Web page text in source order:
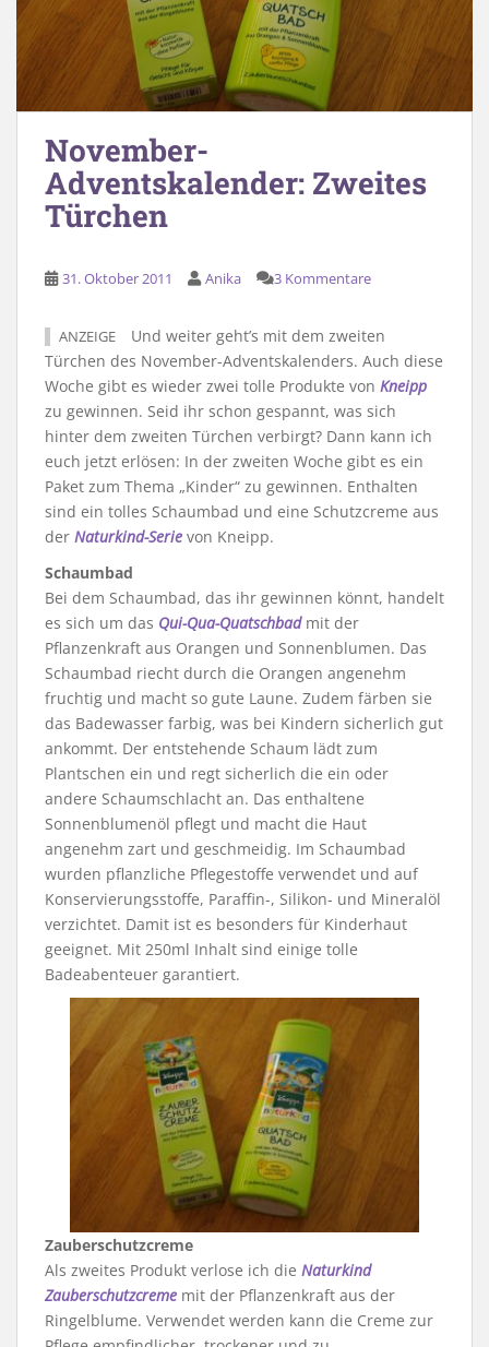
November-
Adventskalender: Zweites
Türchen
31. Oktober 2011 Anika 3 Kommentare
ANZEIGE
Und weiter geht’s mit dem zweiten
Türchen des November-Adventskalenders. Auch diese
Woche gibt es wieder zwei tolle Produkte von Kneipp
zu gewinnen. Seid ihr schon gespannt, was sich
hinter dem zweiten Türchen verbirgt? Dann kann ich
euch jetzt erlösen: In der zweiten Woche gibt es ein
Paket zum Thema „Kinder“ zu gewinnen. Enthalten
sind ein tolles Schaumbad und eine Schutzcreme aus
der Naturkind-Serie von Kneipp.
Schaumbad
Bei dem Schaumbad, das ihr gewinnen könnt, handelt
es sich um das Qui-Qua-Quatschbadmit der
Pflanzenkraft aus Orangen und Sonnenblumen. Das
Schaumbad riecht durch die Orangen angenehm
fruchtig und macht so gute Laune. Zudem färben sie
das Badewasser farbig, was bei Kindern sicherlich gut
ankommt. Der entstehende Schaum lädt zum
Plantschen ein und regt sicherlich die ein oder
andere Schaumschlacht an. Das enthaltene
Sonnenblumenöl pflegt und macht die Haut
angenehm zart und geschmeidig. Im Schaumbad
wurden pflanzliche Pflegestoffe verwendet und auf
Konservierungsstoffe, Paraffin-, Silikon- und Mineralöl
verzichtet. Damit ist es besonders für Kinderhaut
geeignet. Mit 250ml Inhalt sind einige tolle
Badeabenteuer garantiert.
Zauberschutzcreme
Als zweites Produkt verlose ich die Naturkind
Zauberschutzcreme mit der Pflanzenkraft aus der
Ringelblume. Verwendet werden kann die Creme zur